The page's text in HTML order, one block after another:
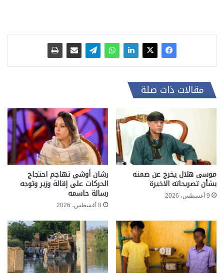
مقالات ذات صلة
موسى هلال يخرج عن صمته
بشأن تصريحاته الاخيرة
9 أغسطس، 2026
رشان أوشي تهاجم احتجاج
الحركات على إقالة وزير وتوجه
رسالة حاسمه
8 أغسطس، 2026